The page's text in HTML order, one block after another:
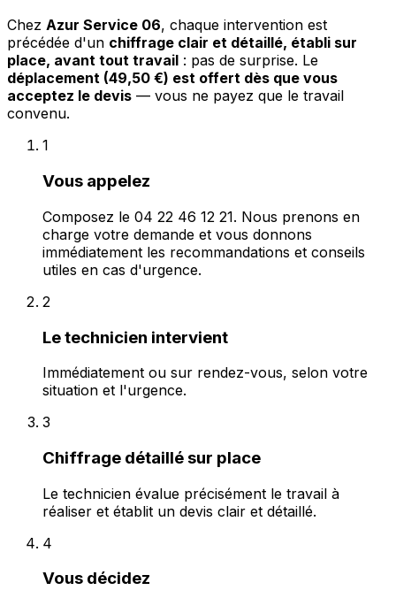
Chez Azur Service 06, chaque intervention est
précédée d'un chiffrage clair et détaillé, établi sur
place, avant tout travail : pas de surprise. Le
déplacement (49,50 €) est offert dès que vous
acceptez le devis — vous ne payez que le travail
convenu.
1
Vous appelez
Composez le 04 22 46 12 21. Nous prenons en
charge votre demande et vous donnons
immédiatement les recommandations et conseils
utiles en cas d'urgence.
2
Le technicien intervient
Immédiatement ou sur rendez-vous, selon votre
situation et l'urgence.
3
Chiffrage détaillé sur place
Le technicien évalue précisément le travail à
réaliser et établit un devis clair et détaillé.
4
Vous décidez